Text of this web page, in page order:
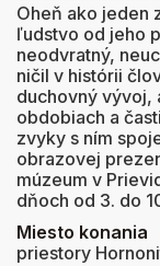
Oheň ako jeden
ľudstvo od jeho
neodvratný,
ničil v histórii
duchovný vývoj,
obdobiach a
zvyky s ním
obrazovej
múzeum v
dňoch od 3. do
Miesto konania
priestory